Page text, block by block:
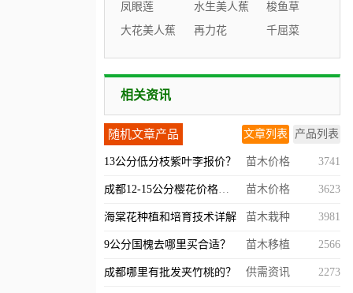
凤眼莲
水生美人蕉
梭鱼草
大花美人蕉
再力花 千屈菜
相关资讯
随机文章产品 文章列表 产品列表
13公分低分枝紫叶李报价？ 苗木价格 3741
成都12-15公分樱花价格详情是怎么样的？ 苗木价格 3623
海棠花种植和培育技术详解 苗木栽种 3981
9公分国槐去哪里买合适？ 苗木移植 2566
成都哪里有批发夹竹桃的？ 供需资讯 2273